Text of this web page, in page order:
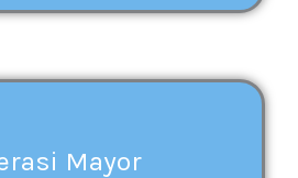
Mayor